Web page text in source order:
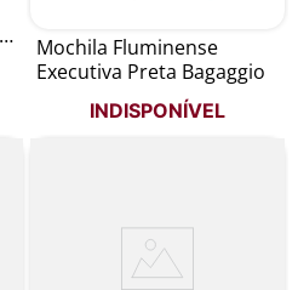
Mochila Fluminense
Executiva Preta Bagaggio
INDISPONÍVEL